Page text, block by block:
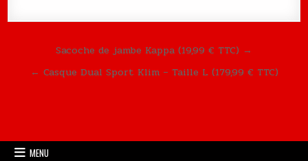
Navigation de l’article
Sacoche de jambe Kappa (19,99 € TTC) →
← Casque Dual Sport Klim – Taille L (179,99 € TTC)
MENU